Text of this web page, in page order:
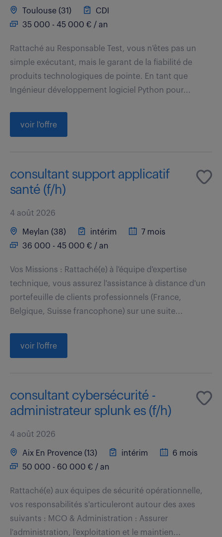
Toulouse (31)
CDI
35 000 - 45 000 € / an
Rattaché au Responsable Test, vous n'êtes pas un
simple exécutant, mais le garant de la fiabilité de
produits technologiques de pointe. En tant que
Ingénieur développement logiciel Python pour...
voir l'offre
consultant support applicatif
santé (f/h)
4 août 2026
Meylan (38) intérim
7 mois
36 000 - 45 000 € / an
Vos Missions : Rattaché(e) à l'équipe d'expertise
technique, vous assurez l'assistance à distance d'un
portefeuille de clients professionnels (France,
Belgique, Suisse francophone) sur une suite...
voir l'offre
consultant cybersécurité -
administrateur splunk es (f/h)
4 août 2026
Aix En Provence (13) intérim
6 mois
50 000 - 60 000 € / an
Rattaché(e) aux équipes de sécurité opérationnelle,
vos responsabilités s'articuleront autour des axes
suivants : MCO & Administration : Assurer
l'administration, l'exploitation et le maintien...